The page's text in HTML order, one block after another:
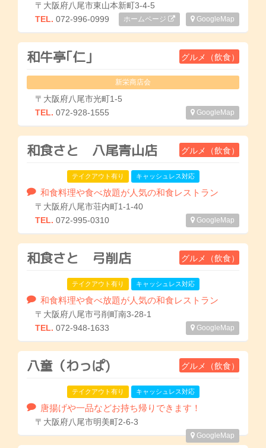
〒大阪府八尾市東山本新町3-4-5
GoogleMap
ホームページ
TEL. 072-996-0999
和牛亭｢仁｣ グルメ（飲食）
新栄商店会
〒大阪府八尾市光町1-5
GoogleMap
TEL. 072-928-1555
和食さと 八尾青山店 グルメ（飲食）
テイクアウト有り キャッシュレス対応
和食料理や食べ放題が人気の和食レストラン
〒大阪府八尾市荘内町1-1-40
GoogleMap
TEL. 072-995-0310
和食さと 弓削店 グルメ（飲食）
テイクアウト有り キャッシュレス対応
和食料理や食べ放題が人気の和食レストラン
〒大阪府八尾市弓削町南3-28-1
GoogleMap
TEL. 072-948-1633
八童（わっぱ) グルメ（飲食）
テイクアウト有り キャッシュレス対応
唐揚げや一品などお持ち帰りできます！
〒大阪府八尾市明美町2-6-3
GoogleMap